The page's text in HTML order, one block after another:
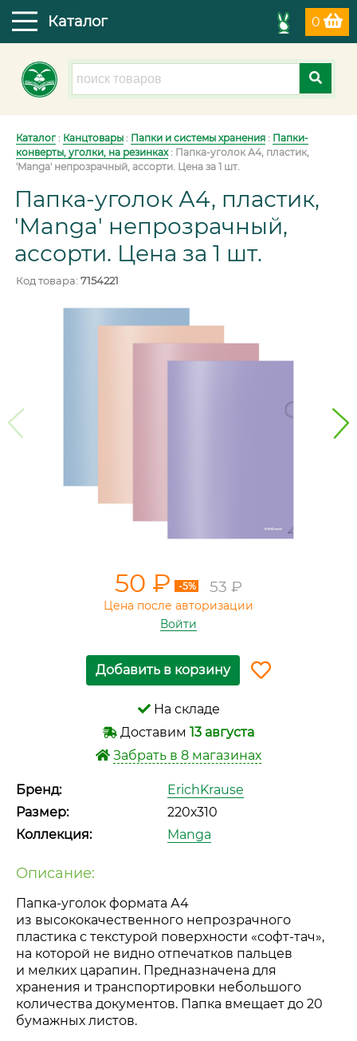
0
Каталог
Каталог: Канцтовары : Папки и системы хранения : Папки-
конверты, уголки, на резинках: Папка-уголок А4, пластик,
'Manga' непрозрачный, ассорти. Цена за 1 шт.
Папка-уголок А4, пластик,
'Manga' непрозрачный,
ассорти. Цена за 1 шт.
Код товара: 7154221
50 ₽ -5% 53 ₽
Цена после авторизации
Войти
Добавить в корзину
На складе
Доставим 13 августа
Забрать в 8 магазинах
Бренд:
ErichKrause
Размер:
220х310
Коллекция:
Manga
Описание:
Папка-уголок формата А4
из высококачественного непрозрачного
пластика с текстурой поверхности «софт-тач»,
на которой не видно отпечатков пальцев
и мелких царапин. Предназначена для
хранения и транспортировки небольшого
количества документов. Папка вмещает до 20
бумажных листов.